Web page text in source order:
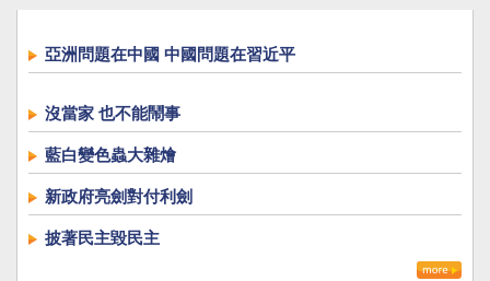
亞洲問題在中國 中國問題在習近平
沒當家 也不能鬧事
藍白變色蟲大雜燴
新政府亮劍對付利劍
披著民主毀民主